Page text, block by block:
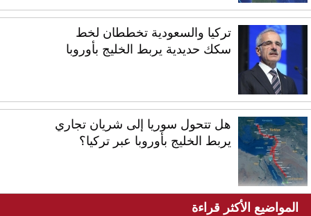
تركيا والسعودية تخططان لخط
سكك حديدية يربط الخليج بأوروبا
هل تتحول سوريا إلى شريان تجاري
يربط الخليج بأوروبا عبر تركيا؟
المواضيع الأكثر قراءة